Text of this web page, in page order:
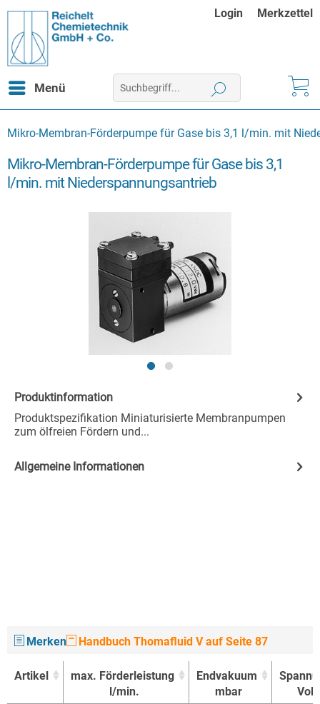
Login Merkzettel
Menü
Mikro-Membran-Förderpumpe für Gase bis 3,1 l/min. mit
Mikro-Membran-Förderpumpe für Gase bis 3,1
l/min. mit Niederspannungsantrieb
Produktinformation
Produktspezifikation Miniaturisierte Membranpumpen
zum ölfreien Fördern und...
Allgemeine Informationen
Merken Handbuch Thomafluid V auf Seite 87
Artikel
max. Förderleistung
l/min.
Endvakuum
mbar
Volt